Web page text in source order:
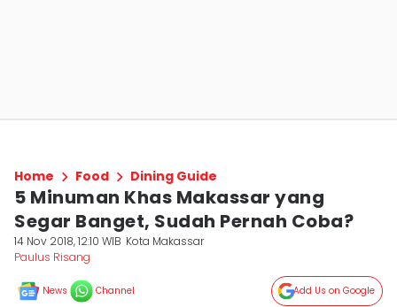
Home Food Dining Guide
5 Minuman Khas Makassar yang
Segar Banget, Sudah Pernah Coba?
14 Nov 2018, 12:10 WIB Kota Makassar
Paulus Risang
News Channel Add Us on Google